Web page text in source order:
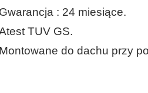
Gwarancja : 24 miesiące.
TUV GS.
Montowane do dachu przy